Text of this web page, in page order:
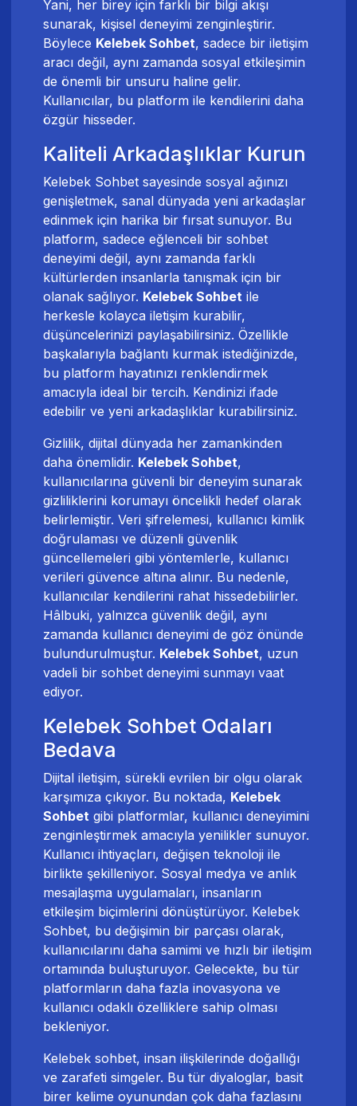
Yani, her birey için farklı bir bilgi akışı
sunarak, kişisel deneyimi zenginleştirir.
Böylece Kelebek Sohbet, sadece bir iletişim
aracı değil, aynı zamanda sosyal etkileşimin
de önemli bir unsuru haline gelir.
Kullanıcılar, bu platform ile kendilerini daha
özgür hisseder.
Kaliteli Arkadaşlıklar Kurun
Kelebek Sohbet sayesinde sosyal ağınızı
genişletmek, sanal dünyada yeni arkadaşlar
edinmek için harika bir fırsat sunuyor. Bu
platform, sadece eğlenceli bir sohbet
deneyimi değil, aynı zamanda farklı
kültürlerden insanlarla tanışmak için bir
olanak sağlıyor. Kelebek Sohbet ile
herkesle kolayca iletişim kurabilir,
düşüncelerinizi paylaşabilirsiniz. Özellikle
başkalarıyla bağlantı kurmak istediğinizde,
bu platform hayatınızı renklendirmek
amacıyla ideal bir tercih. Kendinizi ifade
edebilir ve yeni arkadaşlıklar kurabilirsiniz.
Gizlilik, dijital dünyada her zamankinden
daha önemlidir. Kelebek Sohbet,
kullanıcılarına güvenli bir deneyim sunarak
gizliliklerini korumayı öncelikli hedef olarak
belirlemiştir. Veri şifrelemesi, kullanıcı kimlik
doğrulaması ve düzenli güvenlik
güncellemeleri gibi yöntemlerle, kullanıcı
verileri güvence altına alınır. Bu nedenle,
kullanıcılar kendilerini rahat hissedebilirler.
Hâlbuki, yalnızca güvenlik değil, aynı
zamanda kullanıcı deneyimi de göz önünde
bulundurulmuştur. Kelebek Sohbet, uzun
vadeli bir sohbet deneyimi sunmayı vaat
ediyor.
Kelebek Sohbet Odaları
Bedava
Dijital iletişim, sürekli evrilen bir olgu olarak
karşımıza çıkıyor. Bu noktada, Kelebek
Sohbet gibi platformlar, kullanıcı deneyimini
zenginleştirmek amacıyla yenilikler sunuyor.
Kullanıcı ihtiyaçları, değişen teknoloji ile
birlikte şekilleniyor. Sosyal medya ve anlık
mesajlaşma uygulamaları, insanların
etkileşim biçimlerini dönüştürüyor. Kelebek
Sohbet, bu değişimin bir parçası olarak,
kullanıcılarını daha samimi ve hızlı bir iletişim
ortamında buluşturuyor. Gelecekte, bu tür
platformların daha fazla inovasyona ve
kullanıcı odaklı özelliklere sahip olması
bekleniyor.
Kelebek sohbet, insan ilişkilerinde doğallığı
ve zarafeti simgeler. Bu tür diyaloglar, basit
birer kelime oyunundan çok daha fazlasını